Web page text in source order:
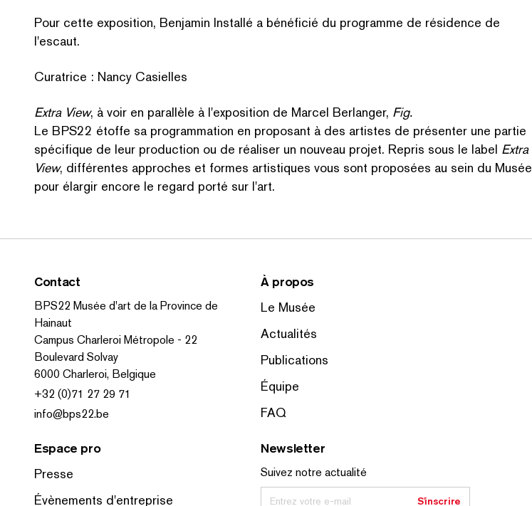
Pour cette exposition, Benjamin Installé a bénéficié du programme de résidence de
l'escaut.
Curatrice : Nancy Casielles
Extra View, à voir en parallèle à l'exposition de Marcel Berlanger, Fig.
Le BPS22 étoffe sa pro­gram­ma­tion en proposant à des artistes de présenter une partie
spécifique de leur production ou de réaliser un nouveau projet. Repris sous le label Extra
View, différentes approches et formes artistiques vous sont proposées au sein du Musée
pour élargir encore le regard porté sur l'art.
Contact
BPS22 Musée d'art de la Province de
Hainaut
Campus Charleroi Métropole - 22
Boulevard Solvay
6000 Charleroi, Belgique
+32 (0)71 27 29 71
info@bps22.be
À propos
Le Musée
Actualités
Publications
Équipe
FAQ
Espace pro
Presse
Évènements d'entreprise
Newsletter
Suivez notre actualité
Entrez votre e-mail S'inscrire